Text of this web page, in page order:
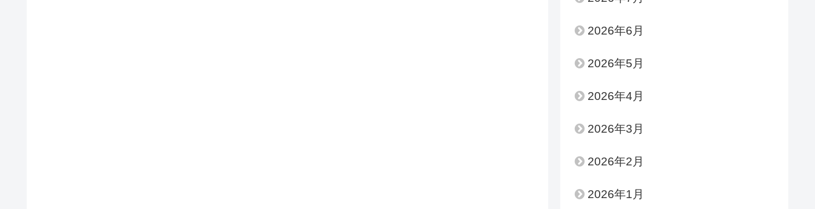
2026年6月
2026年5月
2026年4月
2026年3月
2026年2月
2026年1月